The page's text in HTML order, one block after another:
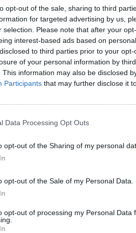
opt-out of the sale, sharing to third
for targeted advertising by us,
selection. Please note that after your
interest-based ads based on
to third parties prior to your
of your personal information by
This information may also be disclosed
Participants that may further disclose it
Data Processing Opt Outs
opt-out of the Sharing of my personal
opt-out of the Sale of my Personal Data.
opt-out of processing my Personal Data
General de la Compañía de
Provincial de los Jesuitas en
Enric Puiggròs.
y medidas de seguridad
durante su estancia en
entre los pobres.
representado en la
de San Ignacio de esta
lugar la celebración de
de Sant Ignasi, y
asistente de la Compañía
de los Jesuitas en España